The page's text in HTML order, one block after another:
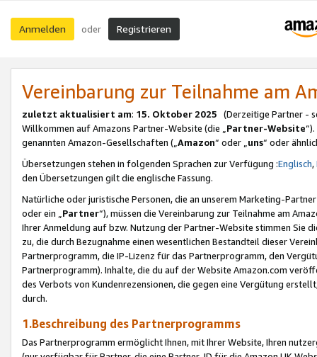
Anmelden oder Registrieren
Vereinbarung zur Teilnahme am
zuletzt aktualisiert am: 15. Oktober 2025 (Derzeitige Partner -
Willkommen auf Amazons Partner-Website (die „Partner-Website
genannten Amazon-Gesellschaften („Amazon“ oder „uns“ oder
Übersetzungen stehen in folgenden Sprachen zur Verfügung :Englisch,
den Übersetzungen gilt die englische Fassung.
Natürliche oder juristische Personen, die an unserem Marketing-
oder ein „Partner“), müssen die Vereinbarung zur Teilnahme am
Ihrer Anmeldung auf bzw. Nutzung der Partner-Website stimmen Sie
zu, die durch Bezugnahme einen wesentlichen Bestandteil dieser
Partnerprogramm, die IP-Lizenz für das Partnerprogramm, den
Partnerprogramm). Inhalte, die du auf der Website Amazon.com
des Verbots von Kundenrezensionen, die gegen eine Vergütung
durch.
1.Beschreibung des Partnerprogramms
Das Partnerprogramm ermöglicht Ihnen, mit Ihrer Website, Ihren